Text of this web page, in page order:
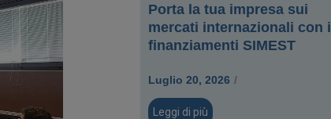
Porta la tua impresa sui
mercati internazionali con i
finanziamenti SIMEST
Luglio 20, 2026 /
Leggi di più